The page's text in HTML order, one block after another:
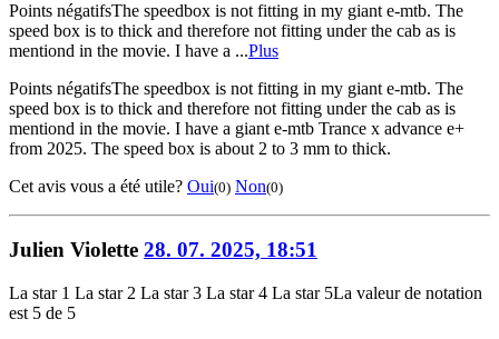
Points négatifsThe speedbox is not fitting in my giant e-mtb. The
speed box is to thick and therefore not fitting under the cab as is
mentiond in the movie. I have a ...Plus
Points négatifsThe speedbox is not fitting in my giant e-mtb. The
speed box is to thick and therefore not fitting under the cab as is
mentiond in the movie. I have a giant e-mtb Trance x advance e+
from 2025. The speed box is about 2 to 3 mm to thick.
Cet avis vous a été utile? Oui(0) Non(0)
Julien Violette 28. 07. 2025, 18:51
La star 1 La star 2 La star 3 La star 4 La star 5La valeur de notation
est 5 de 5